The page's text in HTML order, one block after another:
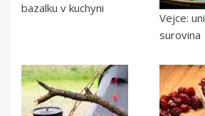
bazalku v kuchyni
Vejce:
surovina